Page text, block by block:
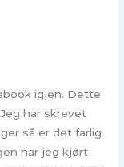
igjen. Dette
har skrevet
så er det farlig
har jeg kjørt